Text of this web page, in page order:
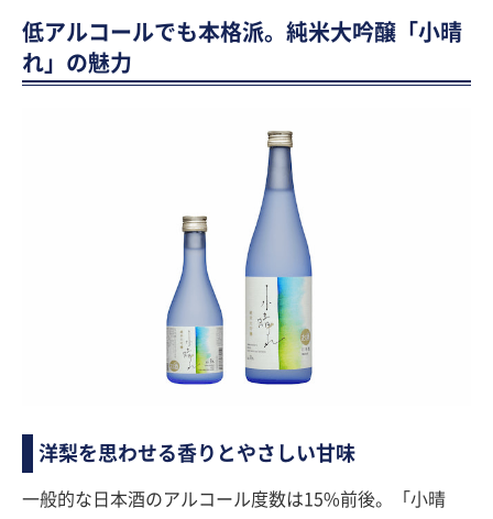
低アルコールでも本格派。純米大吟醸「小晴
れ」の魅力
洋梨を思わせる香りとやさしい甘味
一般的な日本酒のアルコール度数は15%前後。「小晴